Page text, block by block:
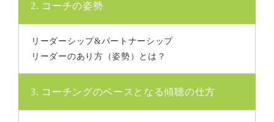
2. コーチの姿勢
リーダーシップ&パートナーシップ
リーダーのあり方（姿勢）とは？
3. コーチングのベースとなる傾聴の仕方